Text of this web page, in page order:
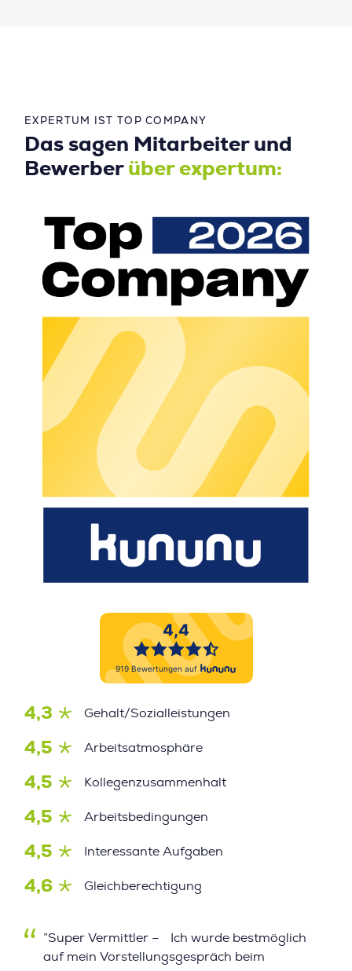
EXPERTUM IST TOP COMPANY
Das sagen Mitarbeiter und
Bewerber über expertum:
4,3 Gehalt/Sozialleistungen
4,5 Arbeitsatmosphäre
4,5 Kollegenzusammenhalt
4,5 Arbeitsbedingungen
4,5 Interessante Aufgaben
4,6 Gleichberechtigung
”Super Vermittler – Ich wurde bestmöglich
auf mein Vorstellungsgespräch beim